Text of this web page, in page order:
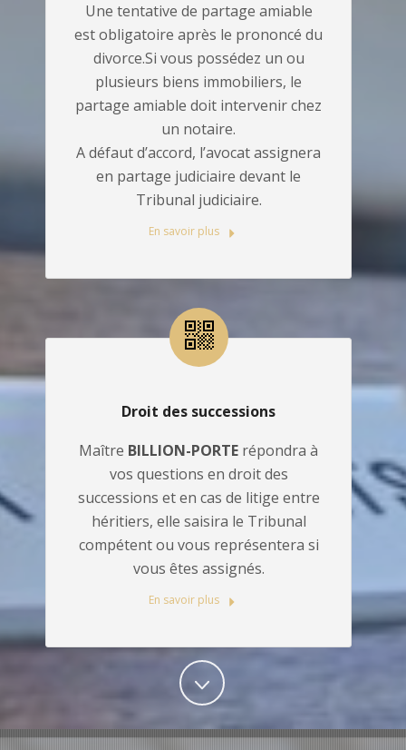
Une tentative de partage amiable
est obligatoire après le prononcé du
divorce.Si vous possédez un ou
plusieurs biens immobiliers, le
partage amiable doit intervenir chez
un notaire.
A défaut d’accord, l’avocat assignera
en partage judiciaire devant le
Tribunal judiciaire.
En savoir plus
Droit des successions
Maître BILLION-PORTE répondra à
vos questions en droit des
successions et en cas de litige entre
héritiers, elle saisira le Tribunal
compétent ou vous représentera si
vous êtes assignés.
En savoir plus